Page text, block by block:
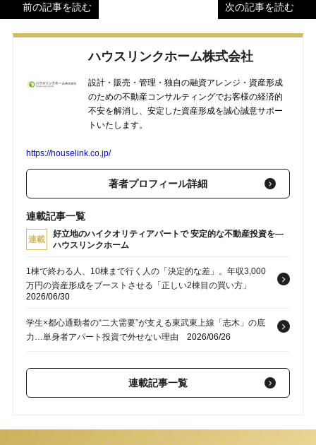
前の記事を読む 次の記事を読む
ハウスリンクホーム株式会社
設計・販売・管理・独自の融資アレンジ・資産形成
のための不動産コンサルティングでお客様の経済的
不安を解消し、安定した資産形成を誠心誠意サポー
トいたします。
https://houselink.co.jp/
著者プロフィール詳細
連載記事一覧
連載
好立地のハイクオリティアパートで 安定的な不動産投資を―
ハウスリンクホーム
1棟で終わる人、10棟まで行く人の「決定的な差」。年収3,000
万円の資産形成をブーストさせる「正しい2棟目の買い方」
2026/06/30
学生×都心通勤者の“二大需要”が支える東武東上線「志木」の底
力…単身者アパート投資で外せない理由 2026/06/26
欠けた境界確認書の法的対抗力と、オーナーが負うべき「境界不
明」のリスク
連載記事一覧